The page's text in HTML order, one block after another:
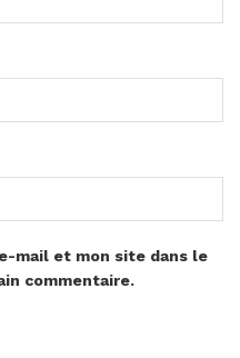
mail et mon site dans le
commentaire.